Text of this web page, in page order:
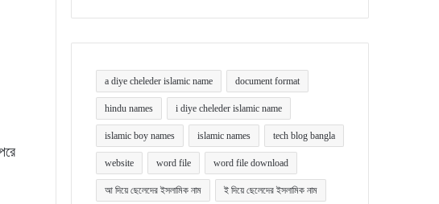
a diye cheleder islamic name document format
hindu names i diye cheleder islamic name
islamic boy names islamic names tech blog bangla
website word file word file download
আ দিয়ে ছেলেদের ইসলামিক নাম ই দিয়ে ছেলেদের ইসলামিক নাম